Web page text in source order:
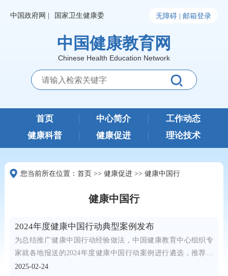
中国政府网 | 国家卫生健康委 无障碍 | 邮箱登录
中国健康教育网
Chinese Health Education Network
首页 中心简介
工作动态
健康科普
健康促进 理论技术
您当前所在位置： 首页 >> 健康促进>> 健康中国行
健康中国行
2024年度健康中国行动典型案例发布
为总结推广健康中国行动经验做法，中国健康教育中心组织专
家就各地报送的2024年度健康中国行动案例进行遴选，推荐30
个
2025-02-24